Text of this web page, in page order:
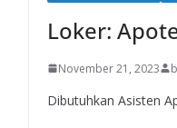
Loker:
November 21, 2023
Dibutuhkan Asisten